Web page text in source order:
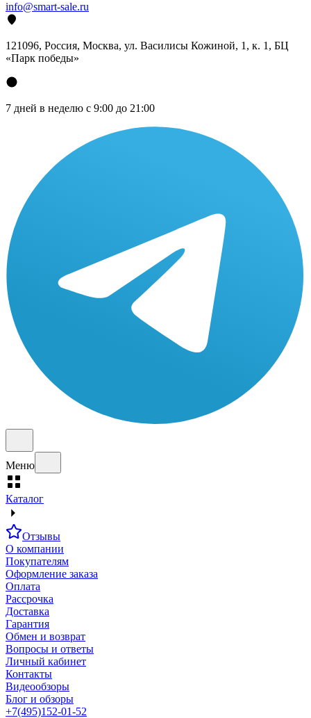
info@smart-sale.ru
121096, Россия, Москва, ул. Василисы Кожиной, 1, к. 1, БЦ
«Парк победы»
7 дней в неделю с 9:00 до 21:00
Меню
Каталог
Отзывы
О компании
Покупателям
Оформление заказа
Оплата
Рассрочка
Доставка
Гарантия
Обмен и возврат
Вопросы и ответы
Личный кабинет
Контакты
Видеообзоры
Блог и обзоры
+7(495)152-01-52